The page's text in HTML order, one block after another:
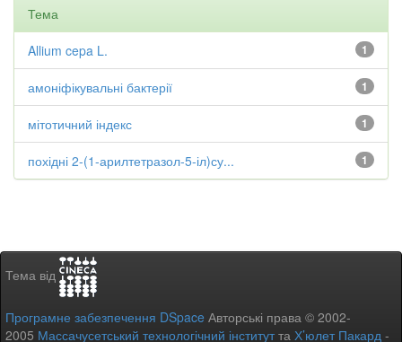
Тема
1
Allium cepa L.
1
амоніфікувальні бактерії
1
мітотичний індекс
1
похідні 2-(1-арилтетразол-5-іл)су...
Тема від
Програмне забезпечення DSpace Авторські права © 2002-
2005 Массачусетський технологічний інститутта Х’юлет Пакард -